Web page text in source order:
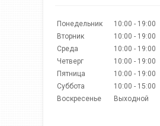
Понедельник 10:00
19:00
Вторник
10:00
19:00
Среда
10:00
19:00
Четверг
10:00
19:00
Пятница
10:00
19:00
Суббота
10:00
15:00
Воскресенье
Выходной